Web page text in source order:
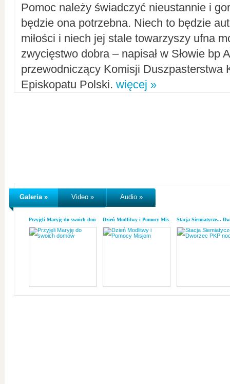
Pomoc należy świadczyć nieustannie i
będzie ona potrzebna. Niech to będzie
miłości i niech jej stale towarzyszy ufna
zwycięstwo dobra – napisał w Słowie bp
przewodniczący Komisji Duszpasterstwa
Episkopatu Polski. więcej »
Galeria » Video » Audio »
Przyjęli Maryję do swoich domówDzień Modlitwy i Pomocy MisjomStacja Siemiatycze...